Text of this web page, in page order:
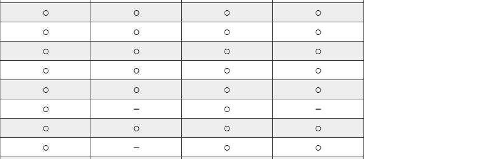
○ ○ ○ ○
○ ○ ○ ○
○ ○ ○ ○
○ ○ ○ ○
○ ○ ○ ○
○ － ○ －
○ ○ ○ ○
○ － ○ ○